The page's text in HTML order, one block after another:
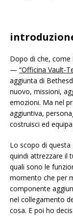
Dopo di che,
— “Officina Vault-
aggiunta di
nuovo, missioni,
emozioni. Ma nel
aggiuntiva,
costruisci ed
Lo scopo di
quindi attrezzare il
quali sono le
momento che per
componente
nel collegamento
cosa. E poi ho